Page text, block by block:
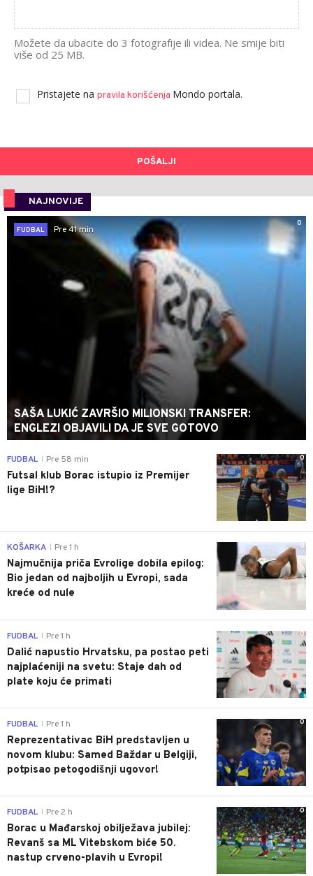
Možete da ubacite do 3 fotografije ili videa. Ne smije biti
više od 25 MB.
Pristajete na pravila korišćenja Mondo portala.
POŠALJI
NAJNOVIJE
0
FUDBAL
Pre 41 min
SAŠA LUKIĆ ZAVRŠIO MILIONSKI TRANSFER:
ENGLEZI OBJAVILI DA JE SVE GOTOVO
0
FUDBAL Pre 58 min
Futsal klub Borac istupio iz Premijer
lige BiH!?
0
KOŠARKA Pre 1 h
Najmučnija priča Evrolige dobila epilog:
Bio jedan od najboljih u Evropi, sada
kreće od nule
0
FUDBAL Pre 1 h
Dalić napustio Hrvatsku, pa postao peti
najplaćeniji na svetu: Staje dah od
plate koju će primati
0
FUDBAL Pre 1 h
Reprezentativac BiH predstavljen u
novom klubu: Samed Baždar u Belgiji,
potpisao petogodišnji ugovor!
0
FUDBAL Pre 2 h
Borac u Mađarskoj obilježava jubilej:
Revanš sa ML Vitebskom biće 50.
nastup crveno-plavih u Evropi!